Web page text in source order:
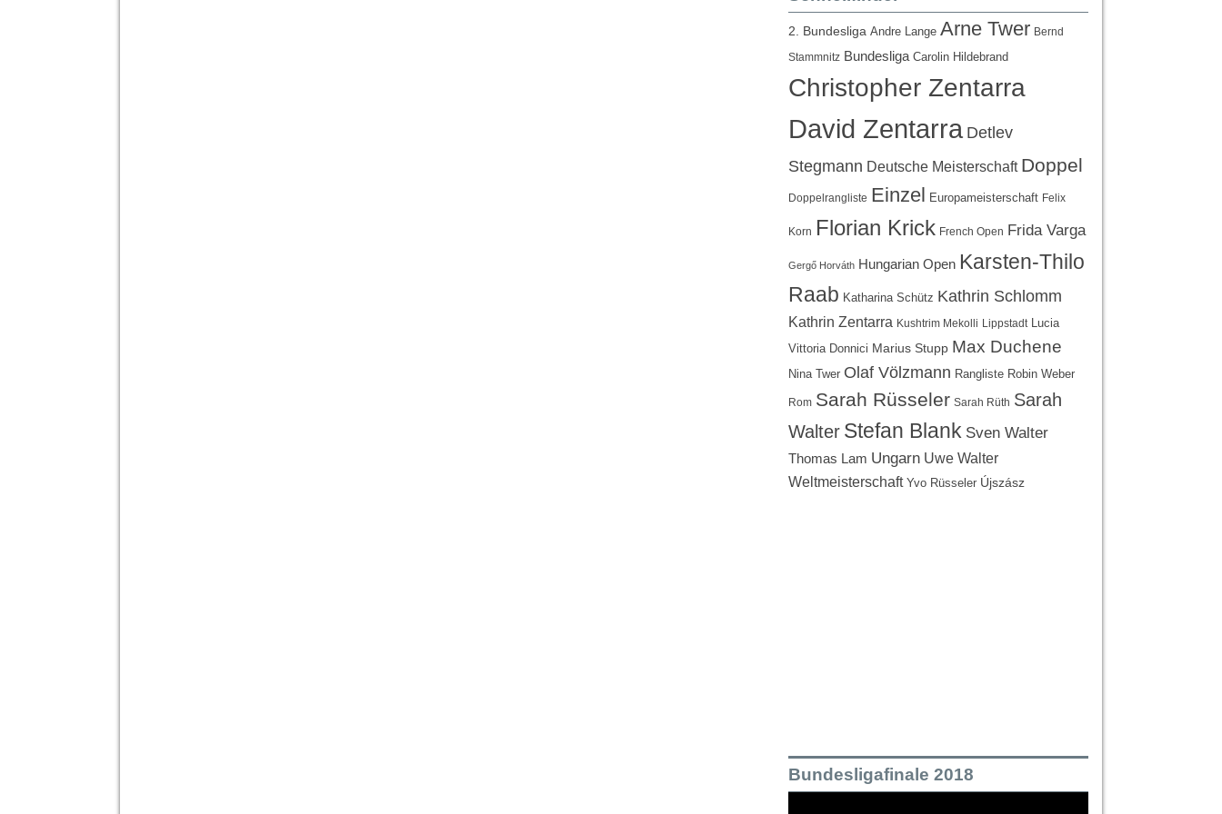
2. Bundesliga Andre Lange Arne Twer Bernd
Stammnitz Bundesliga Carolin Hildebrand
Christopher Zentarra
David Zentarra Detlev
Stegmann Deutsche Meisterschaft Doppel
Doppelrangliste Einzel Europameisterschaft Felix
Korn Florian Krick French Open Frida Varga
Gergő Horváth Hungarian Open Karsten-Thilo
Raab Katharina Schütz Kathrin Schlomm
Kathrin Zentarra Kushtrim Mekolli Lippstadt
Lucia
Vittoria Donnici Marius Stupp Max Duchene
Nina Twer Olaf Völzmann Rangliste Robin Weber
Rom Sarah Rüsseler Sarah Rüth Sarah
Walter Stefan Blank Sven Walter
Thomas Lam Ungarn Uwe Walter
Weltmeisterschaft Yvo Rüsseler Újszász
Bundesligafinale 2018